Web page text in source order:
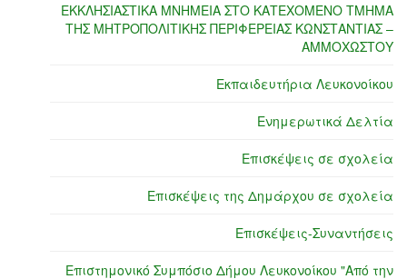
ΕΚΚΛΗΣΙΑΣΤΙΚΑ ΜΝΗΜΕΙΑ ΣΤΟ ΚΑΤΕΧΟΜΕΝΟ ΤΜΗΜΑ
ΤΗΣ ΜΗΤΡΟΠΟΛΙΤΙΚΗΣ ΠΕΡΙΦΕΡΕΙΑΣ ΚΩΝΣΤΑΝΤΙΑΣ –
ΑΜΜΟΧΩΣΤΟΥ
Εκπαιδευτήρια Λευκονοίκου
Ενημερωτικά Δελτία
Επισκέψεις σε σχολεία
Επισκέψεις της Δημάρχου σε σχολεία
Επισκέψεις-Συναντήσεις
Επιστημονικό Συμπόσιο Δήμου Λευκονοίκου "Από την